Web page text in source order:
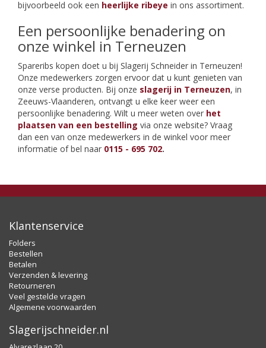
bijvoorbeeld ook een heerlijke ribeye in ons assortiment.
Een persoonlijke benadering on
onze winkel in Terneuzen
Spareribs kopen doet u bij Slagerij Schneider in Terneuzen!
Onze medewerkers zorgen ervoor dat u kunt genieten van
onze verse producten. Bij onze slagerij in Terneuzen, in
Zeeuws-Vlaanderen, ontvangt u elke keer weer een
persoonlijke benadering. Wilt u meer weten over het
plaatsen van een bestelling via onze website? Vraag
dan een van onze medewerkers in de winkel voor meer
informatie of bel naar 0115 - 695 702.
Klantenservice
Folders
Bestellen
Betalen
Verzenden & levering
Retourneren
Veel gestelde vragen
Algemene voorwaarden
Slagerijschneider.nl